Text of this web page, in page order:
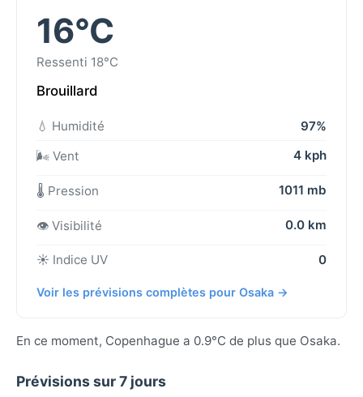
16°C
Ressenti 18°C
Brouillard
💧 Humidité
97%
🌬️ Vent
4 kph
🌡️ Pression 1011 mb
👁️ Visibilité 0.0 km
☀️ Indice UV 0
Voir les prévisions complètes pour Osaka →
En ce moment, Copenhague a 0.9°C de plus que Osaka.
Prévisions sur 7 jours